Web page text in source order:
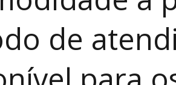
de